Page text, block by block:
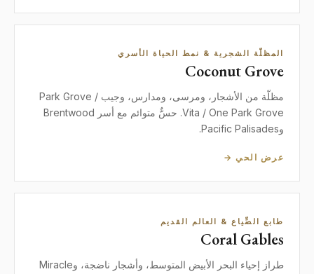
المظلّة الشجرية & نمط الحياة الأسري
Coconut Grove
مظلّة من الأشجار، ومرسى، ومدارس، وجيب Park Grove /
Vita / One Park Grove. حسٌّ متوائم مع أسر Brentwood
وPacific Palisades.
عرض الحي →
طابع الضِّياع & العالم القديم
Coral Gables
طراز إحياء البحر الأبيض المتوسط، وأشجار ناضجة، وMiracle